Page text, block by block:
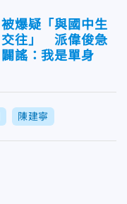
被爆疑「與國中生
交往」 派偉俊急
闢謠：我是單身
陳建寧